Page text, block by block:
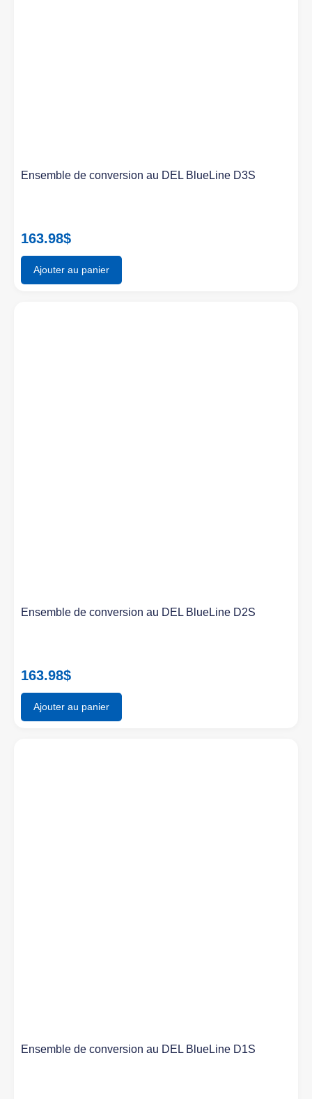
Ensemble de conversion au DEL BlueLine D3S
163.98$
Ajouter au panier
Ensemble de conversion au DEL BlueLine D2S
163.98$
Ajouter au panier
Ensemble de conversion au DEL BlueLine D1S